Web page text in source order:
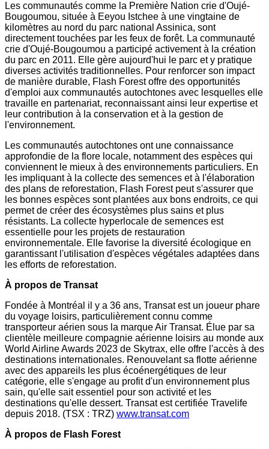
Les communautés comme la Première Nation crie d'Oujé-
Bougoumou, située à Eeyou Istchee à une vingtaine de
kilomètres au nord du parc national Assinica, sont
directement touchées par les feux de forêt. La communauté
crie d'Oujé-Bougoumou a participé activement à la création
du parc en 2011. Elle gère aujourd'hui le parc et y pratique
diverses activités traditionnelles. Pour renforcer son impact
de manière durable, Flash Forest offre des opportunités
d'emploi aux communautés autochtones avec lesquelles elle
travaille en partenariat, reconnaissant ainsi leur expertise et
leur contribution à la conservation et à la gestion de
l'environnement.
Les communautés autochtones ont une connaissance
approfondie de la flore locale, notamment des espèces qui
conviennent le mieux à des environnements particuliers. En
les impliquant à la collecte des semences et à l'élaboration
des plans de reforestation, Flash Forest peut s'assurer que
les bonnes espèces sont plantées aux bons endroits, ce qui
permet de créer des écosystèmes plus sains et plus
résistants. La collecte hyperlocale de semences est
essentielle pour les projets de restauration
environnementale. Elle favorise la diversité écologique en
garantissant l'utilisation d'espèces végétales adaptées dans
les efforts de reforestation.
À propos de Transat
Fondée à Montréal il y a 36 ans, Transat est un joueur phare
du voyage loisirs, particulièrement connu comme
transporteur aérien sous la marque Air Transat. Élue par sa
clientèle meilleure compagnie aérienne loisirs au monde aux
World Airline Awards 2023 de Skytrax, elle offre l'accès à des
destinations internationales. Renouvelant sa flotte aérienne
avec des appareils les plus écoénergétiques de leur
catégorie, elle s'engage au profit d'un environnement plus
sain, qu'elle sait essentiel pour son activité et les
destinations qu'elle dessert. Transat est certifiée Travelife
depuis 2018. (TSX : TRZ) www.transat.com
À propos de Flash Forest